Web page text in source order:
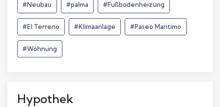
#Neubau #palma #Fußbodenheizung
#El Terreno #Klimaanlage #Paseo Maritimo
#Wohnung
Hypothek